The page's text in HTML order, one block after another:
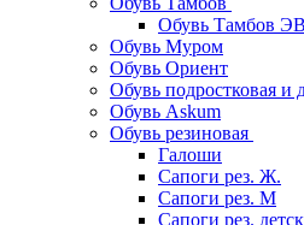
Обувь Тамбов
Обувь Муром
Обувь Ориент
Обувь подростковая и
Обувь Askum
Обувь резиновая
Галоши
Сапоги рез. Ж.
Сапоги рез. М
Сапоги рез.